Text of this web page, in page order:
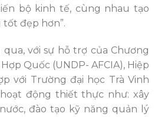
bộ kinh tế, cùng nhau tạo
đẹp hơn”.
với sự hỗ trợ của Chương
Quốc (UNDP- AFCIA), Hiệp
với Trường đại học Trà Vinh
động thiết thực như: xây
đào tạo kỹ năng quản lý